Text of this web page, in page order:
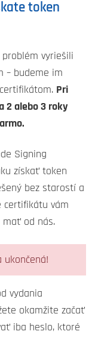
token
vyriešili
– budeme im
Pri
2 alebo 3 roky
Signing
získať token
bez starostí a
certifikátu vám
mať od nás.
ukončená!
vydania
okamžite začať
iba heslo, ktoré